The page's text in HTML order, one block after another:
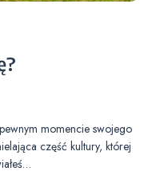
momencie swojego
część kultury, której